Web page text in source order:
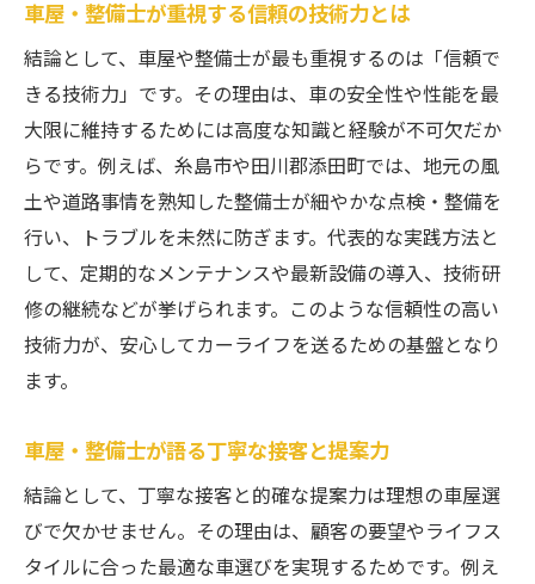
車屋・整備士と歩むカスタムカーの魅力
車屋・整備士が実現する理想のカスタム事
例
車屋・整備士が提案するパーツ選びのコツ
車屋・整備士と叶えるオリジナルカスタム
体験
車屋・整備士が語るカスタムカーの楽しみ
方
車屋・整備士目線で差が出る施工技術
車屋・整備士ならではの信頼基準をチェッ
ク
車屋・整備士が重視する口コミと評価の読
み方
車屋・整備士が重視する信頼の技術力とは
結論として、車屋や整備士が最も重視するのは「信頼で
きる技術力」です。その理由は、車の安全性や性能を最
大限に維持するためには高度な知識と経験が不可欠だか
らです。例えば、糸島市や田川郡添田町では、地元の風
土や道路事情を熟知した整備士が細やかな点検・整備を
行い、トラブルを未然に防ぎます。代表的な実践方法と
して、定期的なメンテナンスや最新設備の導入、技術研
修の継続などが挙げられます。このような信頼性の高い
技術力が、安心してカーライフを送るための基盤となり
ます。
車屋・整備士が語る丁寧な接客と提案力
結論として、丁寧な接客と的確な提案力は理想の車屋選
びで欠かせません。その理由は、顧客の要望やライフス
タイルに合った最適な車選びを実現するためです。例え